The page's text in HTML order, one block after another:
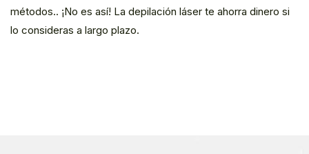
métodos.. ¡No es así! La depilación láser te ahorra dinero si
lo consideras a largo plazo.